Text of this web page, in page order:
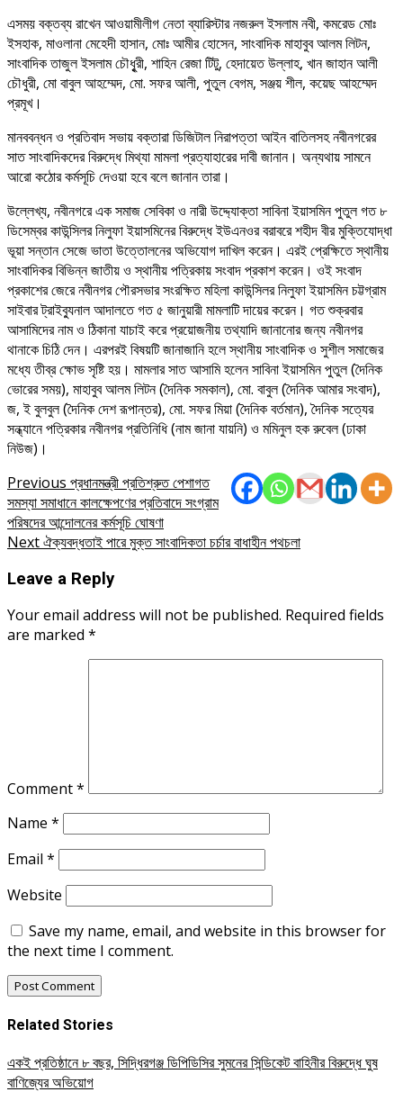
এসময় বক্তব্য রাখেন আওয়ামীলীগ নেতা ব্যারিস্টার নজরুল ইসলাম নবী, কমরেড মোঃ
ইসহাক, মাওলানা মেহেদী হাসান, মোঃ আমীর হোসেন, সাংবাদিক মাহাবুব আলম লিটন,
সাংবাদিক তাজুল ইসলাম চৌধৃুরী, শাহিন রেজা টিটু, হেদায়েত উল্লাহ, খান জাহান আলী
চৌধুরী, মো বাবুল আহম্মেদ, মো. সফর আলী, পুতুল বেগম, সঞ্জয় শীল, কয়েছ আহম্মেদ
প্রমূখ।
মানববন্ধন ও প্রতিবাদ সভায় বক্তারা ডিজিটাল নিরাপত্তা আইন বাতিলসহ নবীনগরের
সাত সাংবাদিকদের বিরুদ্ধে মিথ্যা মামলা প্রত্যাহারের দাবী জানান। অন্যথায় সামনে
আরো কঠোর কর্মসূচি দেওয়া হবে বলে জানান তারা।
উল্লেখ্য, নবীনগরে এক সমাজ সেবিকা ও নারী উদ্দ্যোক্তা সাবিনা ইয়াসমিন পুতুল গত ৮
ডিসেম্বর কাউন্সিলর নিলুফা ইয়াসমিনের বিরুদ্ধে ইউএনওর বরাবরে শহীদ বীর মুক্তিযোদ্ধা
ভূয়া সন্তান সেজে ভাতা উত্তোলনের অভিযোগ দাখিল করেন। এরই প্রেক্ষিতে স্থানীয়
সাংবাদিকর বিভিন্ন জাতীয় ও স্থানীয় পত্রিকায় সংবাদ প্রকাশ করেন। ওই সংবাদ
প্রকাশের জেরে নবীনগর পৌরসভার সংরক্ষিত মহিলা কাউন্সিলর নিলুফা ইয়াসমিন চট্টগ্রাম
সাইবার ট্রাইব্যুনাল আদালতে গত ৫ জানুয়ারী মামলাটি দায়ের করেন। গত শুক্রবার
আসামিদের নাম ও ঠিকানা যাচাই করে প্রয়োজনীয় তথ্যাদি জানানোর জন্য নবীনগর
থানাকে চিঠি দেন। এরপরই বিষয়টি জানাজানি হলে স্থানীয় সাংবাদিক ও সুশীল সমাজের
মধ্যে তীব্র ক্ষোভ সৃষ্টি হয়। মামলার সাত আসামি হলেন সাবিনা ইয়াসমিন পুতুল (দৈনিক
ভোরের সময়), মাহাবুব আলম লিটন (দৈনিক সমকাল), মো. বাবুল (দৈনিক আমার সংবাদ),
জ, ই বুলবুল (দৈনিক দেশ রূপান্তর), মো. সফর মিয়া (দৈনিক বর্তমান), দৈনিক সত্যের
সন্ধ্যানে পত্রিকার নবীনগর প্রতিনিধি (নাম জানা যায়নি) ও মমিনুল হক রুবেল (ঢাকা
নিউজ)।
Post
navigation
Previous প্রধানমন্ত্রী প্রতিশ্রুত পেশাগত
সমস্যা সমাধানে কালক্ষেপণের প্রতিবাদে সংগ্রাম
পরিষদের আন্দোলনের কর্মসূচি ঘোষণা
Nextঐক্যবদ্ধতাই পারে মুক্ত সাংবাদিকতা চর্চার বাধাহীন পথচলা
Leave a Reply
Your email address will not be published. Required fields
are marked *
Comment*
Name *
Email *
Website
Save my name, email, and website in this browser for
the next time I comment.
Related Stories
একই প্রতিষ্ঠানে ৮ বছর, সিদ্ধিরগঞ্জ ডিপিডিসির সুমনের সিন্ডিকেট বাহিনীর বিরুদ্ধে ঘুষ
বাণিজ্যের অভিয়োগ